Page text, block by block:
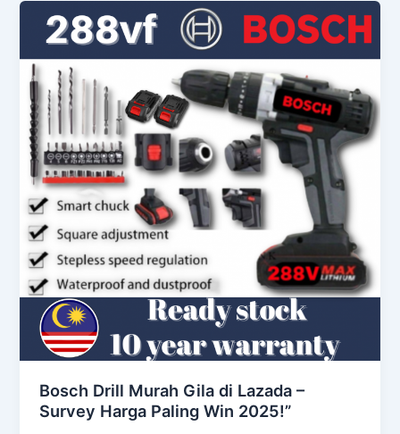
Bosch Drill Murah Gila di Lazada –
Survey Harga Paling Win 2025!”